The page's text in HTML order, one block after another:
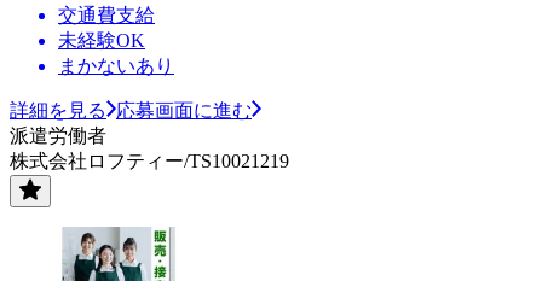
交通費支給
未経験OK
まかないあり
詳細を見る
応募画面に進む
派遣労働者
株式会社ロフティー/TS10021219